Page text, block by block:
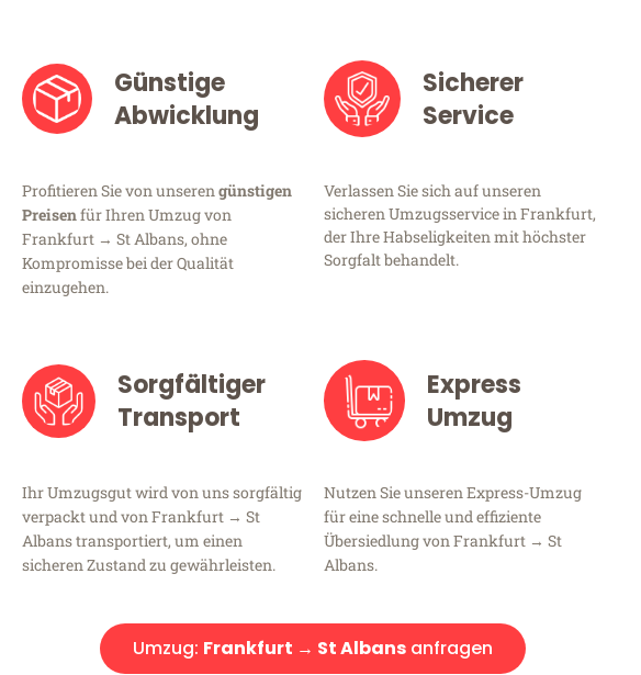
Günstige
Abwicklung
Profitieren Sie von unserengünstigen
Preisenfür Ihren Umzug von
Frankfurt → St Albans, ohne
Kompromisse bei der Qualität
einzugehen.
Sicherer
Service
Verlassen Sie sich auf unseren
sicheren Umzugsservice in Frankfurt,
der Ihre Habseligkeiten mit höchster
Sorgfalt behandelt.
Sorgfältiger
Transport
Ihr Umzugsgut wird von uns sorgfältig
verpackt und von Frankfurt → St
Albans transportiert, um einen
sicheren Zustand zu gewährleisten.
Express
Umzug
Nutzen Sie unseren Express-Umzug
für eine schnelle und effiziente
Übersiedlung von Frankfurt → St
Albans.
Umzug: Frankfurt → St Albans anfragen